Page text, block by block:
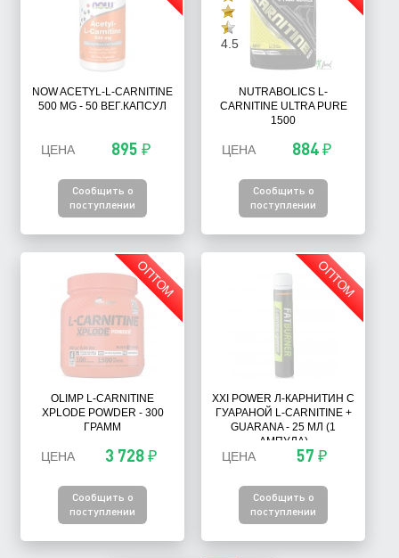
NOW ACETYL-L-CARNITINE
500 MG - 50 ВЕГ.КАПСУЛ
ЦЕНА 895 ₽
Сообщить о
поступлении
4.5
NUTRABOLICS L-
CARNITINE ULTRA PURE
1500
ЦЕНА 884 ₽
Сообщить о
поступлении
ОПТОМ
OLIMP L-CARNITINE
XPLODE POWDER - 300
ГРАММ
ЦЕНА 3 728 ₽
Сообщить о
поступлении
ОПТОМ
XXI POWER Л-КАРНИТИН С
ГУАРАНОЙ L-CARNITINE +
GUARANA - 25 МЛ (1
АМПУЛА)
ЦЕНА 57 ₽
Сообщить о
поступлении